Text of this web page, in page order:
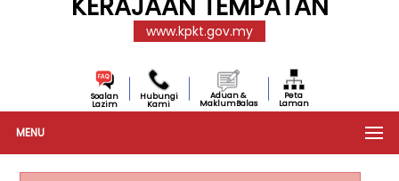
www.kpkt.gov.my
Soalan
Lazim
Hubungi
Kami
Aduan &
MaklumBalas
Peta
Laman
MENU